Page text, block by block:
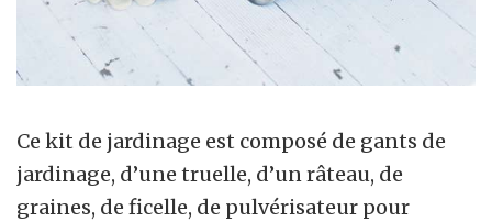
Ce kit de jardinage est composé de gants de
jardinage, d’une truelle, d’un râteau, de
graines, de ficelle, de pulvérisateur pour